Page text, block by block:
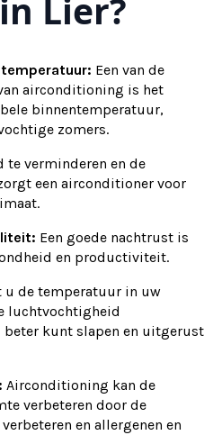
Lier?
Een van de
airconditioning is het
binnentemperatuur,
zomers.
verminderen en de
een airconditioner voor
Een goede nachtrust is
en productiviteit.
de temperatuur in uw
luchtvochtigheid
beter kunt slapen en uitgerust
Airconditioning kan de
verbeteren door de
en allergenen en